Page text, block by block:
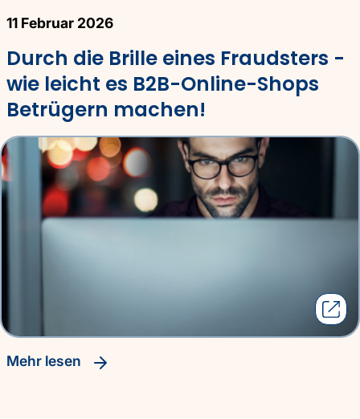
11 Februar 2026
Durch die Brille eines Fraudsters -
wie leicht es B2B-Online-Shops
Betrügern machen!
Mehr lesen